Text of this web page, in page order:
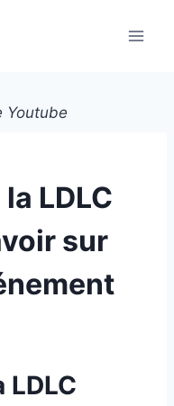
Youtube
LDLC
sur
LDLC